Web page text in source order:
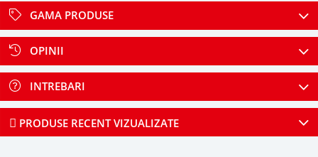
GAMA PRODUSE
OPINII
INTREBARI
PRODUSE RECENT VIZUALIZATE